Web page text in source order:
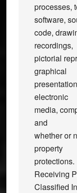
processes,
software,
code,
recordings,
pictorial
graphical
electronic
media,
and
whether or
property
protections.
Receiving
Classified